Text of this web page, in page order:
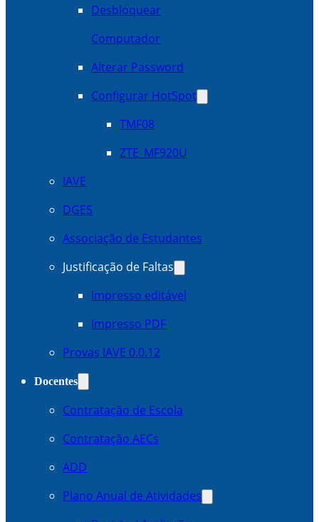
Desbloquear
Computador
Alterar Password
Configurar HotSpot
TMF08
ZTE_MF920U
IAVE
DGES
Associação de Estudantes
Justificação de Faltas
Impresso editável
Impresso PDF
Provas IAVE 0.0.12
Docentes
Contratação de Escola
Contratação AECs
ADD
Plano Anual de Atividades